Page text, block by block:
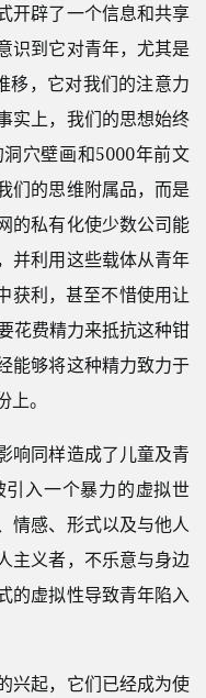
开辟了一个信息和共享
识到它对青年，尤其是
移，它对我们的注意力
实上，我们的思想始终
穴壁画和5000年前文
们的思维附属品，而是
的私有化使少数公司能
并利用这些载体从青年
获利，甚至不惜使用让
花费精力来抵抗这种钳
能够将这种精力致力于
。
响同样造成了儿童及青
入一个暴力的虚拟世
情感、形式以及与他人
主义者，不乐意与身边
的虚拟性导致青年陷入
兴起，它们已经成为使